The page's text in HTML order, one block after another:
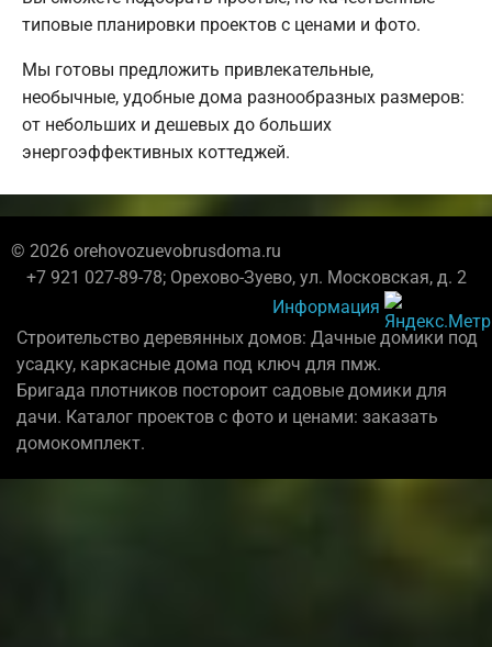
типовые планировки проектов с ценами и фото.
Мы готовы предложить привлекательные,
необычные, удобные дома разнообразных размеров:
от небольших и дешевых до больших
энергоэффективных коттеджей.
© 2026 orehovozuevobrusdoma.ru
+7 921 027-89-78; Орехово-Зуево, ул. Московская, д. 2
Информация
Строительство деревянных домов: Дачные домики под
усадку, каркасные дома под ключ для пмж.
Бригада плотников постороит садовые домики для
дачи. Каталог проектов с фото и ценами: заказать
домокомплект.